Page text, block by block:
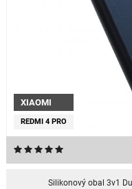
XIAOMI
REDMI 4 PRO
Silikonový obal 3v1